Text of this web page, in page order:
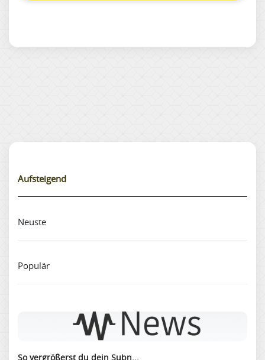
Aufsteigend
Neuste
Populär
So vergrößerst du dein Subn...